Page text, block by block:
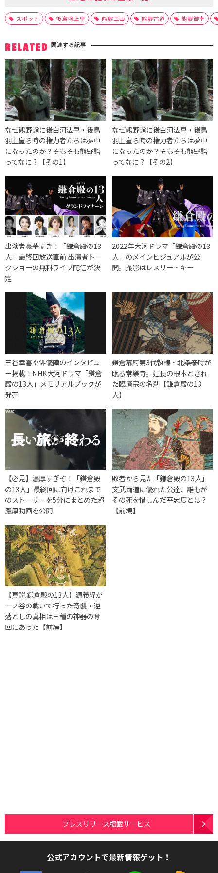
スポット 後鳥羽上皇 熊野三山 熊野古道 熊野御幸
RELATED 関連する記事
なぜ熊野詣に後白河法皇・後鳥
羽上皇ら時の権力者たちは夢中
になったのか？そもそも熊野詣
ってなに？【その1】
なぜ熊野詣に後白河法皇・後鳥
羽上皇ら時の権力者たちは夢中
になったのか？そもそも熊野詣
ってなに？【その2】
出演者豪華すぎ！「鎌倉殿の13
人」最終回放送直前 出演者トー
クショーの無料ライブ配信が決
定
2022年大河ドラマ「鎌倉殿の13
人」のメインビジュアルが公
開。撮影はレスリー・キー
三谷幸喜や俳優陣のインタビュ
ー掲載！NHK大河ドラマ「鎌倉
殿の13人」メモリアルブックが
発売
鎌倉幕府第3代執権・北条泰時が
眠る常樂寺。建長の根本とされ
た臨済宗の名刹【鎌倉殿の13
人】
【必見】濃厚すぎぞ！「鎌倉殿
の13人」最終回に向けこれまで
のストーリーを5分にまとめた超
濃厚動画を公開
敗者から見た「鎌倉殿の13人」
文武両道に優れた公達、誰もが
その死を惜しんだ平忠度とは？
【前編】
【真説 鎌倉殿の13人】源義経が
一ノ谷の戦いで行った奇襲・逆
落としの真相は三種の神器の奪
回にあった【前編】
プレスリリース掲載サービス
公式アカウントで最新情報ゲット！